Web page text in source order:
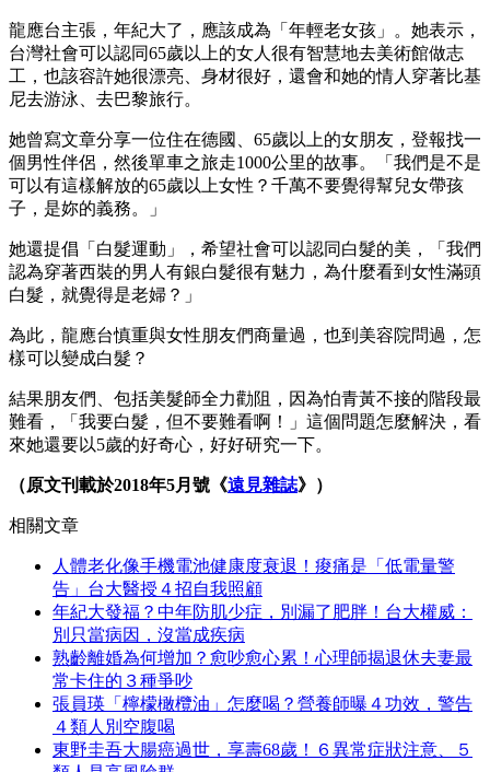
龍應台主張，年紀大了，應該成為「年輕老女孩」。她表示，
台灣社會可以認同65歲以上的女人很有智慧地去美術館做志
工，也該容許她很漂亮、身材很好，還會和她的情人穿著比基
尼去游泳、去巴黎旅行。
她曾寫文章分享一位住在德國、65歲以上的女朋友，登報找一
個男性伴侶，然後單車之旅走1000公里的故事。「我們是不是
可以有這樣解放的65歲以上女性？千萬不要覺得幫兒女帶孩
子，是妳的義務。」
她還提倡「白髮運動」，希望社會可以認同白髮的美，「我們
認為穿著西裝的男人有銀白髮很有魅力，為什麼看到女性滿頭
白髮，就覺得是老婦？」
為此，龍應台慎重與女性朋友們商量過，也到美容院問過，怎
樣可以變成白髮？
結果朋友們、包括美髮師全力勸阻，因為怕青黃不接的階段最
難看，「我要白髮，但不要難看啊！」這個問題怎麼解決，看
來她還要以5歲的好奇心，好好研究一下。
（原文刊載於2018年5月號《遠見雜誌》）
相關文章
人體老化像手機電池健康度衰退！痠痛是「低電量警
告」台大醫授４招自我照顧
年紀大發福？中年防肌少症，別漏了肥胖！台大權威：
別只當病因，沒當成疾病
熟齡離婚為何增加？愈吵愈心累！心理師揭退休夫妻最
常卡住的３種爭吵
張員瑛「檸檬橄欖油」怎麼喝？營養師曝４功效，警告
４類人別空腹喝
東野圭吾大腸癌過世，享壽68歲！６異常症狀注意、５